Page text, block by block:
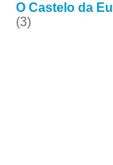
O Castelo da
(3)